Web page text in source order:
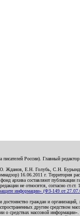
России). Главный
Жданов, Е.Н. Голубь, С.Н.
16.06.2011 г. Территория
архива составляют публикации
не относятся, согласно ст.ст.
информации» (ФЗ-149 от
достоинство граждан и
другим средством
о средствах массовой информации».